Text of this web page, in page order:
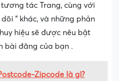
tác Trang, cùng với
” khác, và những phản
hiệu sẽ được nêu bật
bài đăng của bạn .
Zipcode là gì?